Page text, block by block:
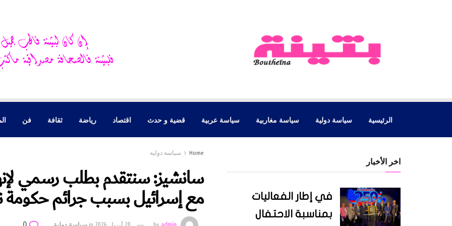
الرئيسية سياسة دولية سياسة مغاربية سياسة عربية قضية و حدث اقتصاد رياضة ثقافة فن
Home سياسة دولية
سانشيز: سنتقدم بطلب رسمي
مع إسرائيل بسبب جرائم حكومة
اخر الأخبار
في إطار الفعاليات
بمناسبة الاحتفال